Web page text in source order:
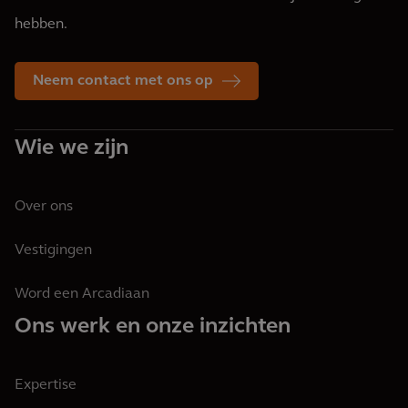
hebben.
Neem contact met ons op
Wie we zijn
Over ons
Vestigingen
Word een Arcadiaan
Ons werk en onze inzichten
Expertise